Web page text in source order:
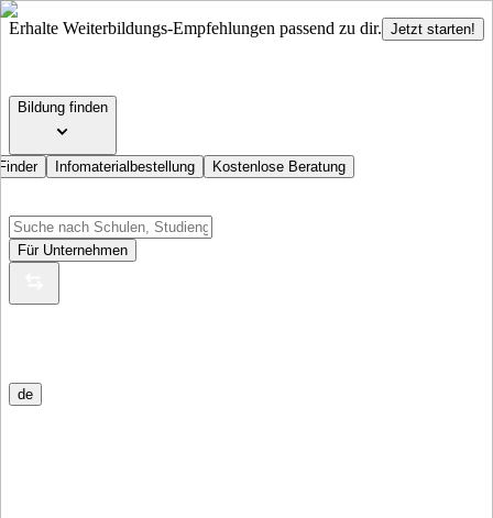
Erhalte Weiterbildungs-Empfehlungen passend zu dir. Jetzt starten!
Bildung finden
Infomaterialbestellung Kostenlose Beratung
Für Unternehmen
de